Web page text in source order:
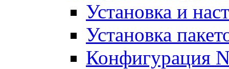
Установка и
Установка
Конфигурация